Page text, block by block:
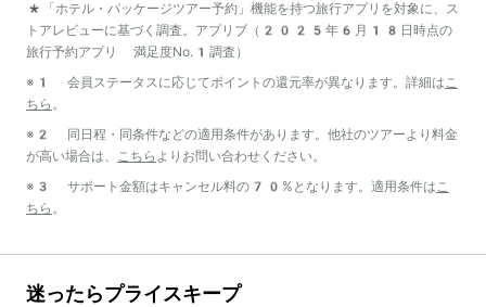
*「ホテル・パッケージツアー予約」機能を持つ旅行アプリを対象に、ス
トアレビューに基づく調査。アプリブ（2025年6月18日時点の
旅行予約アプリ 満足度No.1調査）
※1 会員ステータスに応じてポイントの還元率が異なります。詳細はこ
ちら 。
※2 同日程・同条件などの適用条件があります。他社のツアーより料金
が高い場合は、 こちら よりお問い合わせください。
※3 サポート金額はキャンセル料の70%となります。適用条件はこ
ちら 。
迷ったらプライスキープ